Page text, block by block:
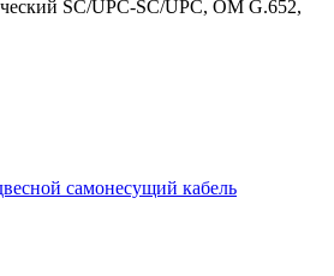
SC/UPC-SC/UPC, ОМ G.652,
самонесущий кабель